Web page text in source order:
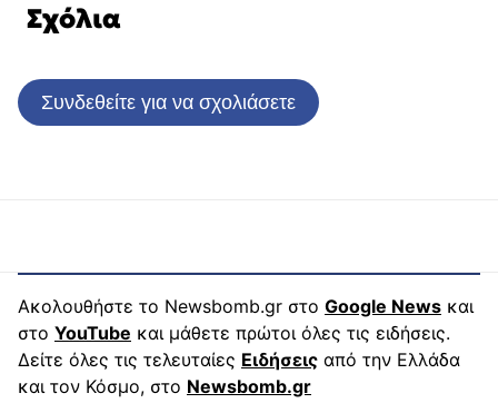
Σχόλια
Συνδεθείτε για να σχολιάσετε
Ακολουθήστε το Newsbomb.gr στο Google News και
στο YouTube και μάθετε πρώτοι όλες τις ειδήσεις.
Δείτε όλες τις τελευταίες Ειδήσεις από την Ελλάδα
και τον Κόσμο, στο Newsbomb.gr